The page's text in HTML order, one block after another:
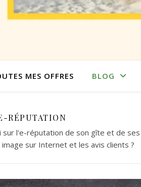
MES OFFRES BLOG
RÉPUTATION
l'e-réputation de son gîte et de
sur Internet et les avis clients ?